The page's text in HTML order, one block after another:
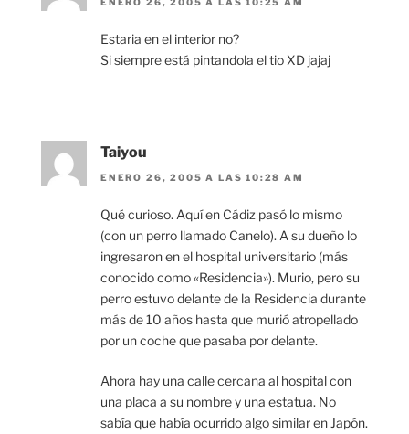
Estaria en el interior no?
Si siempre está pintandola el tio XD jajaj
Taiyou
ENERO 26, 2005 A LAS 10:28 AM
Qué curioso. Aquí en Cádiz pasó lo mismo
(con un perro llamado Canelo). A su dueño lo
ingresaron en el hospital universitario (más
conocido como «Residencia»). Murio, pero su
perro estuvo delante de la Residencia durante
más de 10 años hasta que murió atropellado
por un coche que pasaba por delante.
Ahora hay una calle cercana al hospital con
una placa a su nombre y una estatua. No
sabía que había ocurrido algo similar en Japón.